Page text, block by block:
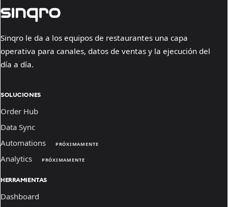
Sinqro le da a los equipos de restaurantes una capa
operativa para canales, datos de ventas y la ejecución del
día a día.
SOLUCIONES
Order Hub
Data Sync
Automations
PRÓXIMAMENTE
Analytics PRÓXIMAMENTE
HERRAMIENTAS
Dashboard